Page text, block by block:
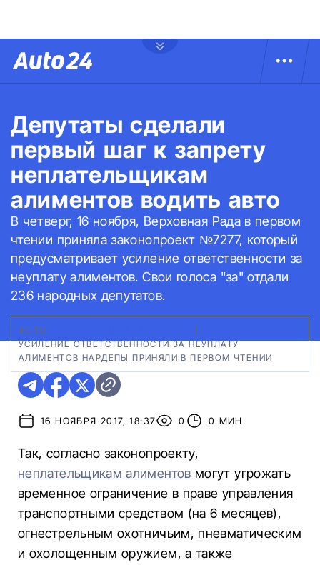
Депутаты сделали
первый шаг к запрету
неплательщикам
алиментов водить авто
В четверг, 16 ноября, Верховная Рада в первом
чтении приняла законопроект №7277, который
предусматривает усиление ответственности за
неуплату алиментов. Свои голоса "за" отдали
236 народных депутатов.
ФОТО:
УСИЛЕНИЕ ОТВЕТСТВЕННОСТИ ЗА НЕУПЛАТУ
АЛИМЕНТОВ НАРДЕПЫ ПРИНЯЛИ В ПЕРВОМ ЧТЕНИИ
16 НОЯБРЯ 2017, 18:37 0 0 МИН
Так, согласно законопроекту,
неплательщикам алиментов могут угрожать
временное ограничение в праве управления
транспортными средством (на 6 месяцев),
огнестрельным охотничьим, пневматическим
и охолощенным оружием, а также